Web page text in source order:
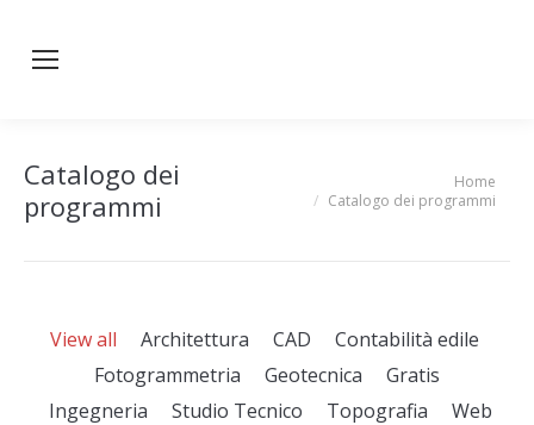
Catalogo dei
programmi
Home
Catalogo dei programmi
View all Architettura CAD
Contabilità edile
Fotogrammetria
Geotecnica
Gratis
Ingegneria
Studio Tecnico Topografia Web